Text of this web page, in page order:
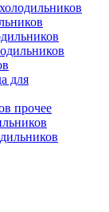
для
прочее